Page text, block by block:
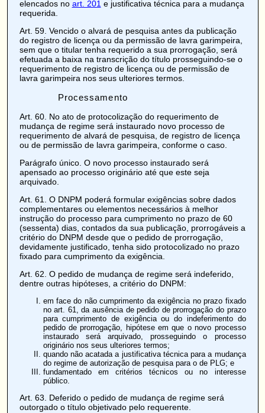
elencados no art. 201 e justificativa técnica para a mudança
requerida.
Art. 59. Vencido o alvará de pesquisa antes da publicação
do registro de licença ou da permissão de lavra garimpeira,
sem que o titular tenha requerido a sua prorrogação, será
efetuada a baixa na transcrição do título prosseguindo-se o
requerimento de registro de licença ou de permissão de
lavra garimpeira nos seus ulteriores termos.
Processamento
Art. 60. No ato de protocolização do requerimento de
mudança de regime será instaurado novo processo de
requerimento de alvará de pesquisa, de registro de licença
ou de permissão de lavra garimpeira, conforme o caso.
Parágrafo único. O novo processo instaurado será
apensado ao processo originário até que este seja
arquivado.
Art. 61
. O DNPM poderá formular exigências sobre dados
complementares ou elementos necessários à melhor
instrução do processo para cumprimento no prazo de 60
(sessenta) dias, contados da sua publicação, prorrogáveis a
critério do DNPM desde que o pedido de prorrogação,
devidamente justificado, tenha sido protocolizado no prazo
fixado para cumprimento da exigência.
Art. 62 . O pedido de mudança de regime será indeferido,
dentre outras hipóteses, a critério do DNPM:
em face do não cumprimento da exigência no prazo fixado
no art. 61, da ausência de pedido de prorrogação do prazo
para cumprimento de exigência ou do indeferimento do
pedido de prorrogação, hipótese em que o novo processo
instaurado será arquivado, prosseguindo o processo
originário nos seus ulteriores termos;
quando não acatada a justificativa técnica para a mudança
do regime de autorização de pesquisa para o de PLG; e
fundamentado em critérios técnicos ou no interesse
público.
Art. 63. Deferido o pedido de mudança de regime será
outorgado o título objetivado pelo requerente.